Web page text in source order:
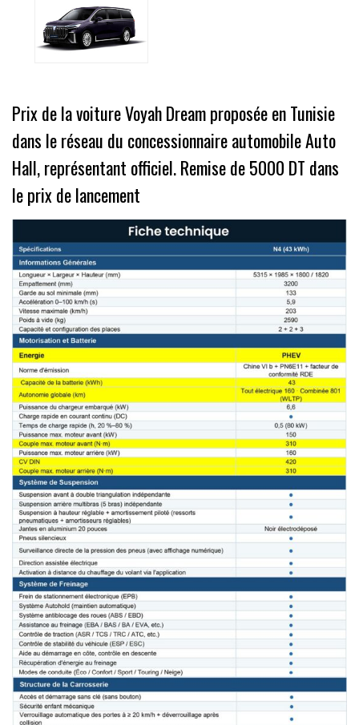
Prix de la voiture Voyah Dream proposée en Tunisie
dans le réseau du concessionnaire automobile Auto
Hall, représentant officiel. Remise de 5000 DT dans
le prix de lancement